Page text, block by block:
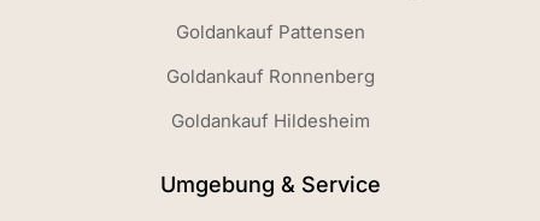
Goldankauf Pattensen
Goldankauf Ronnenberg
Goldankauf Hildesheim
Umgebung & Service